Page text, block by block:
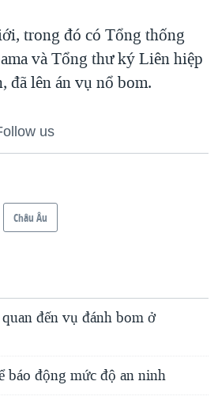
trong đó có Tổng thống
và Tổng thư ký Liên hiệp
đã lên án vụ nổ bom.
us
Châu Âu
đến vụ đánh bom ở
báo động mức độ an ninh